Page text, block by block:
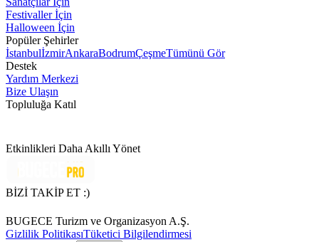
Festivaller İçin
Halloween İçin
Popüler Şehirler
İstanbulİzmirAnkaraBodrumÇeşmeTümünü Gör
Destek
Yardım Merkezi
Bize Ulaşın
Topluluğa Katıl
Etkinlikleri Daha Akıllı Yönet
BİZİ TAKİP ET :)
BUGECE Turizm ve Organizasyon A.Ş.
Gizlilik PolitikasıTüketici Bilgilendirmesi